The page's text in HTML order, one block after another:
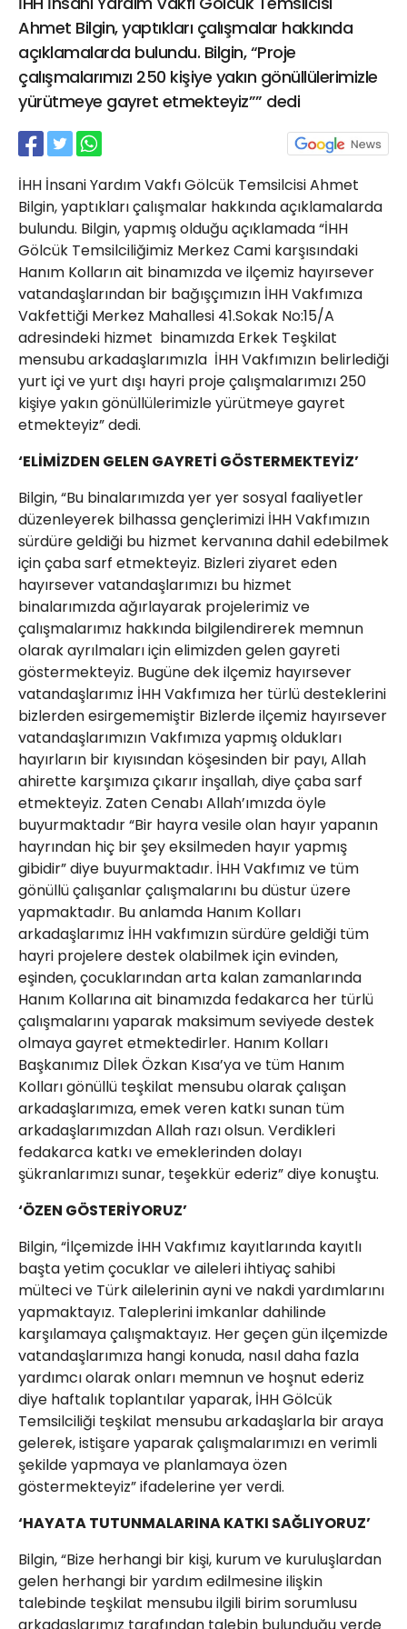
Ahmet Bilgin, yaptıkları çalışmalar hakkında
açıklamalarda bulundu. Bilgin, “Proje
çalışmalarımızı 250 kişiye yakın gönüllülerimizle
yürütmeye gayret etmekteyiz”” dedi
İHH İnsani Yardım Vakfı Gölcük Temsilcisi Ahmet
Bilgin, yaptıkları çalışmalar hakkında açıklamalarda
bulundu. Bilgin, yapmış olduğu açıklamada “İHH
Gölcük Temsilciliğimiz Merkez Cami karşısındaki
Hanım Kolların ait binamızda ve ilçemiz hayırsever
vatandaşlarından bir bağışçımızın İHH Vakfımıza
Vakfettiği Merkez Mahallesi 41.Sokak No:15/A
adresindeki hizmet binamızda Erkek Teşkilat
mensubu arkadaşlarımızla İHH Vakfımızın belirlediği
yurt içi ve yurt dışı hayri proje çalışmalarımızı 250
kişiye yakın gönüllülerimizle yürütmeye gayret
etmekteyiz” dedi.
‘ELİMİZDEN GELEN GAYRETİ GÖSTERMEKTEYİZ’
Bilgin, “Bu binalarımızda yer yer sosyal faaliyetler
düzenleyerek bilhassa gençlerimizi İHH Vakfımızın
sürdüre geldiği bu hizmet kervanına dahil edebilmek
için çaba sarf etmekteyiz. Bizleri ziyaret eden
hayırsever vatandaşlarımızı bu hizmet
binalarımızda ağırlayarak projelerimiz ve
çalışmalarımız hakkında bilgilendirerek memnun
olarak ayrılmaları için elimizden gelen gayreti
göstermekteyiz. Bugüne dek ilçemiz hayırsever
vatandaşlarımız İHH Vakfımıza her türlü desteklerini
bizlerden esirgememiştir Bizlerde ilçemiz hayırsever
vatandaşlarımızın Vakfımıza yapmış oldukları
hayırların bir kıyısından köşesinden bir payı, Allah
ahirette karşımıza çıkarır inşallah, diye çaba sarf
etmekteyiz. Zaten Cenabı Allah’ımızda öyle
buyurmaktadır “Bir hayra vesile olan hayır yapanın
hayrından hiç bir şey eksilmeden hayır yapmış
gibidir” diye buyurmaktadır. İHH Vakfımız ve tüm
gönüllü çalışanlar çalışmalarını bu düstur üzere
yapmaktadır. Bu anlamda Hanım Kolları
arkadaşlarımız İHH vakfımızın sürdüre geldiği tüm
hayri projelere destek olabilmek için evinden,
eşinden, çocuklarından arta kalan zamanlarında
Hanım Kollarına ait binamızda fedakarca her türlü
çalışmalarını yaparak maksimum seviyede destek
olmaya gayret etmektedirler. Hanım Kolları
Başkanımız Dİlek Özkan Kısa’ya ve tüm Hanım
Kolları gönüllü teşkilat mensubu olarak çalışan
arkadaşlarımıza, emek veren katkı sunan tüm
arkadaşlarımızdan Allah razı olsun. Verdikleri
fedakarca katkı ve emeklerinden dolayı
şükranlarımızı sunar, teşekkür ederiz” diye konuştu.
‘ÖZEN GÖSTERİYORUZ’
Bilgin, “İlçemizde İHH Vakfımız kayıtlarında kayıtlı
başta yetim çocuklar ve aileleri ihtiyaç sahibi
mülteci ve Türk ailelerinin ayni ve nakdi yardımlarını
yapmaktayız. Taleplerini imkanlar dahilinde
karşılamaya çalışmaktayız. Her geçen gün ilçemizde
vatandaşlarımıza hangi konuda, nasıl daha fazla
yardımcı olarak onları memnun ve hoşnut ederiz
diye haftalık toplantılar yaparak, İHH Gölcük
Temsilciliği teşkilat mensubu arkadaşlarla bir araya
gelerek, istişare yaparak çalışmalarımızı en verimli
şekilde yapmaya ve planlamaya özen
göstermekteyiz” ifadelerine yer verdi.
‘HAYATA TUTUNMALARINA KATKI SAĞLIYORUZ’
Bilgin, “Bize herhangi bir kişi, kurum ve kuruluşlardan
gelen herhangi bir yardım edilmesine ilişkin
talebinde teşkilat mensubu ilgili birim sorumlusu
21 Gölcük
02624132333
haber@golcukpostasi.com